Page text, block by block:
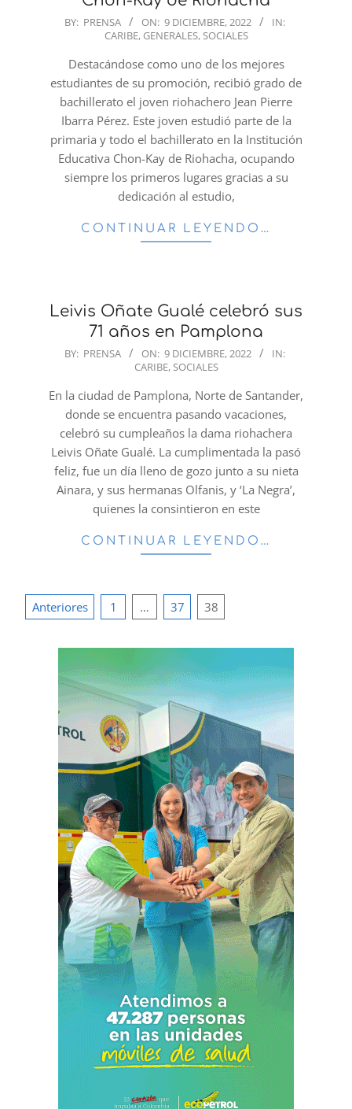
2022-
BY: PRENSA ON: 9 DICIEMBRE, 2022
IN:
CARIBE, GENERALES,SOCIALES
Destacándose como uno de los mejores
estudiantes de su promoción, recibió grado de
bachillerato el joven riohachero Jean Pierre
Ibarra Pérez. Este joven estudió parte de la
primaria y todo el bachillerato en la Institución
Educativa Chon-Kay de Riohacha, ocupando
siempre los primeros lugares gracias a su
dedicación al estudio,
CONTINUAR LEYENDO…
Leivis Oñate Gualé celebró sus
71 años en Pamplona
2022-
09
BY: PRENSA ON: 9 DICIEMBRE, 2022
IN:
CARIBE,SOCIALES
En la ciudad de Pamplona, Norte de Santander,
donde se encuentra pasando vacaciones,
celebró su cumpleaños la dama riohachera
Leivis Oñate Gualé. La cumplimentada la pasó
feliz, fue un día lleno de gozo junto a su nieta
Ainara, y sus hermanas Olfanis, y ‘La Negra’,
quienes la consintieron en este
CONTINUAR LEYENDO…
Paginación
entradas
Anteriores 1 … 37 38